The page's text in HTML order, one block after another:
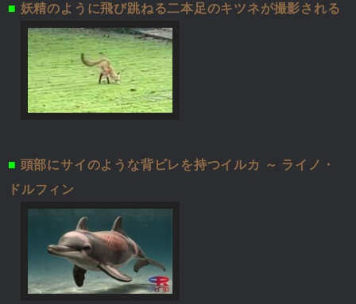
■ 妖精のように飛び跳ねる二本足のキツネが撮影される
■ 頭部にサイのような背ビレを持つイルカ ～ ライノ・
ドルフィン